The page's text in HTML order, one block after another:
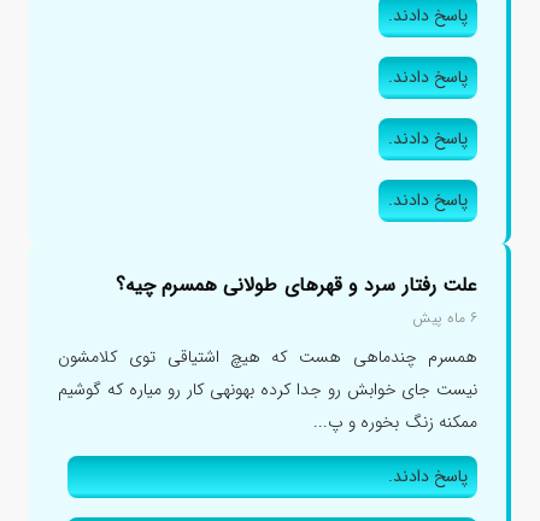
پاسخ دادند.
پاسخ دادند.
پاسخ دادند.
پاسخ دادند.
علت رفتار سرد و قهرهای طولانی همسرم چیه؟
۶ ماه پیش
همسرم چندماهی هست که هیچ اشتیاقی توی کلامشون
نیست جای خوابش رو جدا کرده بهونهی کار رو میاره که گوشیم
ممکنه زنگ بخوره و پ...
پاسخ دادند.